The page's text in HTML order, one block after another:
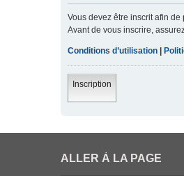
Vous devez être inscrit afin
Avant de vous inscrire,
Conditions d’utilisation
Inscription
ALLER À LA PAGE